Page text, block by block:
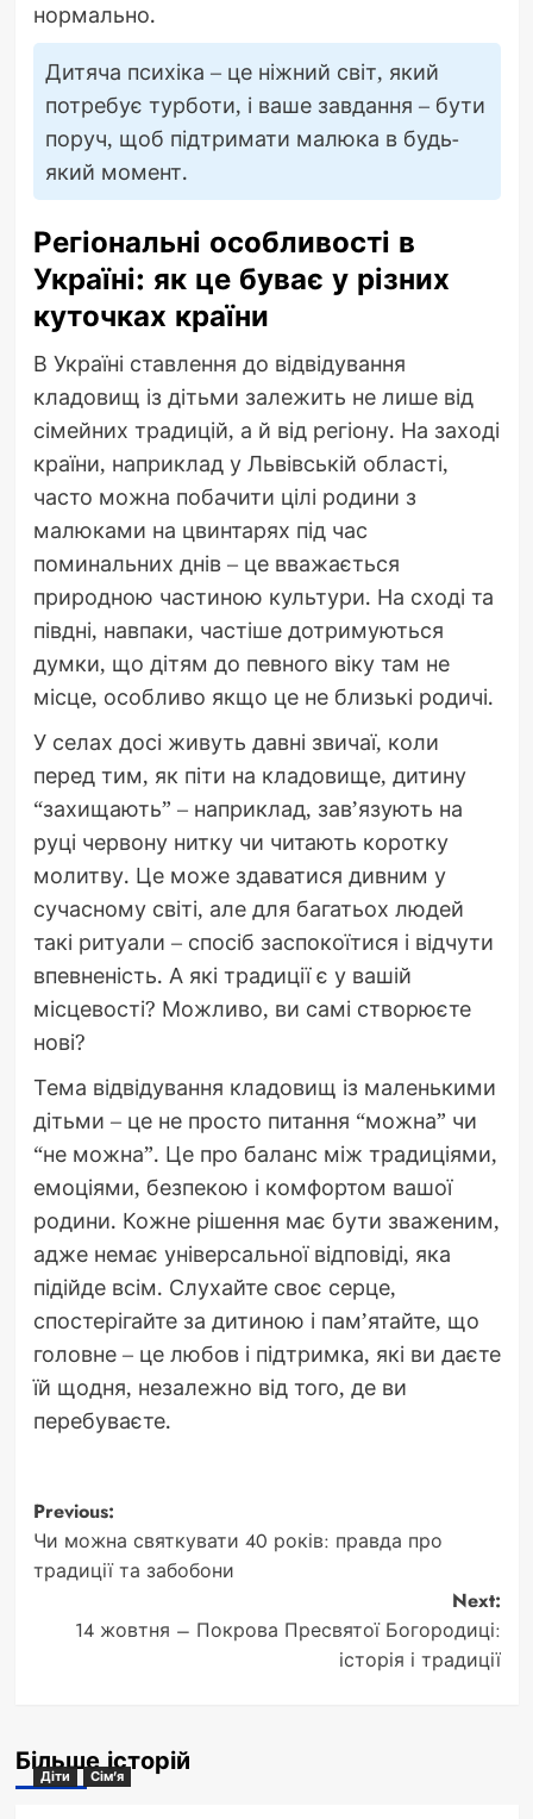
нормально.
Дитяча психіка – це ніжний світ, який
потребує турботи, і ваше завдання – бути
поруч, щоб підтримати малюка в будь-
який момент.
Регіональні особливості в
Україні: як це буває у різних
куточках країни
В Україні ставлення до відвідування
кладовищ із дітьми залежить не лише від
сімейних традицій, а й від регіону. На заході
країни, наприклад у Львівській області,
часто можна побачити цілі родини з
малюками на цвинтарях під час
поминальних днів – це вважається
природною частиною культури. На сході та
півдні, навпаки, частіше дотримуються
думки, що дітям до певного віку там не
місце, особливо якщо це не близькі родичі.
У селах досі живуть давні звичаї, коли
перед тим, як піти на кладовище, дитину
“захищають” – наприклад, зав’язують на
руці червону нитку чи читають коротку
молитву. Це може здаватися дивним у
сучасному світі, але для багатьох людей
такі ритуали – спосіб заспокоїтися і відчути
впевненість. А які традиції є у вашій
місцевості? Можливо, ви самі створюєте
нові?
Тема відвідування кладовищ із маленькими
дітьми – це не просто питання “можна” чи
“не можна”. Це про баланс між традиціями,
емоціями, безпекою і комфортом вашої
родини. Кожне рішення має бути зваженим,
адже немає універсальної відповіді, яка
підійде всім. Слухайте своє серце,
спостерігайте за дитиною і пам’ятайте, що
головне – це любов і підтримка, які ви даєте
їй щодня, незалежно від того, де ви
перебуваєте.
Post
navigation
Previous:
Чи можна святкувати 40 років: правда про
традиції та забобони
Next:
14 жовтня – Покрова Пресвятої Богородиці:
історія і традиції
Більше історій
Діти Сім'я